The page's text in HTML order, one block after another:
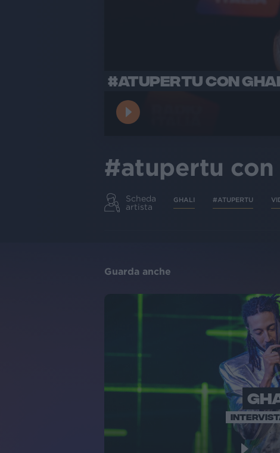
#ATUPERTU CON
#atupertu
Scheda
artista
GHALI #ATUPERTU
Guarda anche